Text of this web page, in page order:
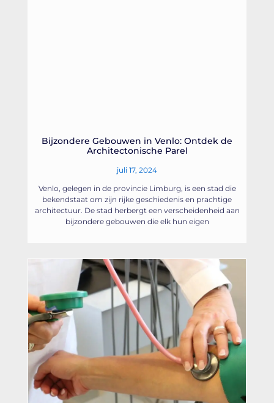
Bijzondere Gebouwen in Venlo: Ontdek de
Architectonische Parel
juli 17, 2024
Venlo, gelegen in de provincie Limburg, is een stad die
bekendstaat om zijn rijke geschiedenis en prachtige
architectuur. De stad herbergt een verscheidenheid aan
bijzondere gebouwen die elk hun eigen